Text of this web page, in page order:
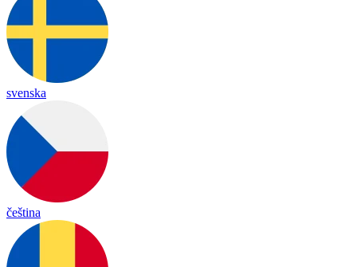
svenska
čeština